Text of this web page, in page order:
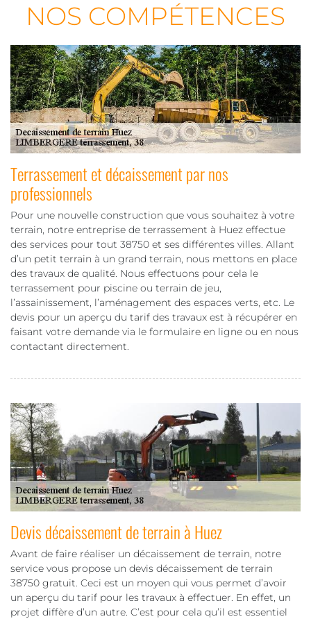
NOS COMPÉTENCES
Terrassement et décaissement par nos
professionnels
Pour une nouvelle construction que vous souhaitez à votre
terrain, notre entreprise de terrassement à Huez effectue
des services pour tout 38750 et ses différentes villes. Allant
d’un petit terrain à un grand terrain, nous mettons en place
des travaux de qualité. Nous effectuons pour cela le
terrassement pour piscine ou terrain de jeu,
l’assainissement, l’aménagement des espaces verts, etc. Le
devis pour un aperçu du tarif des travaux est à récupérer en
faisant votre demande via le formulaire en ligne ou en nous
contactant directement.
Devis décaissement de terrain à Huez
Avant de faire réaliser un décaissement de terrain, notre
service vous propose un devis décaissement de terrain
38750 gratuit. Ceci est un moyen qui vous permet d’avoir
un aperçu du tarif pour les travaux à effectuer. En effet, un
projet diffère d’un autre. C’est pour cela qu’il est essentiel